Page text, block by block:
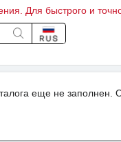
Для быстрого и
еще не заполнен.